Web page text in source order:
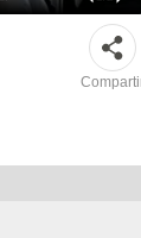
Compartir